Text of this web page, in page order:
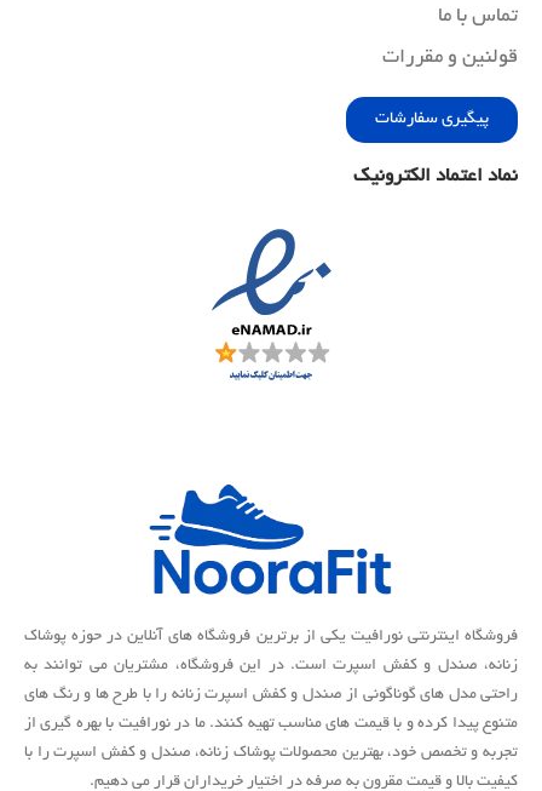
تماس با ما
قولنین و مقررات
پیگیری سفارشات
نماد اعتماد الکترونیک
فروشگاه اینترنتی نورافیت یکی از برترین فروشگاه های آنلاین در حوزه پوشاک
زنانه، صندل و کفش اسپرت است. در این فروشگاه، مشتریان می توانند به
راحتی مدل های گوناگونی از صندل و کفش اسپرت زنانه را با طرح ها و رنگ های
متنوع پیدا کرده و با قیمت های مناسب تهیه کنند. ما در نورافیت با بهره گیری از
تجربه و تخصص خود، بهترین محصولات پوشاک زنانه، صندل و کفش اسپرت را با
کیفیت بالا و قیمت مقرون به صرفه در اختیار خریداران قرار می دهیم.